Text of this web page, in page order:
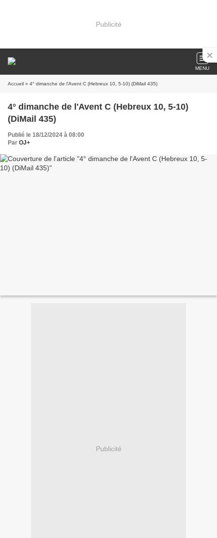
Publicité
MENU
Accueil » 4° dimanche de l'Avent C (Hebreux 10, 5-10) (DiMail 435)
4° dimanche de l'Avent C (Hebreux 10, 5-10)
(DiMail 435)
Publié le 18/12/2024 à 08:00
Par OJ+
Publicité